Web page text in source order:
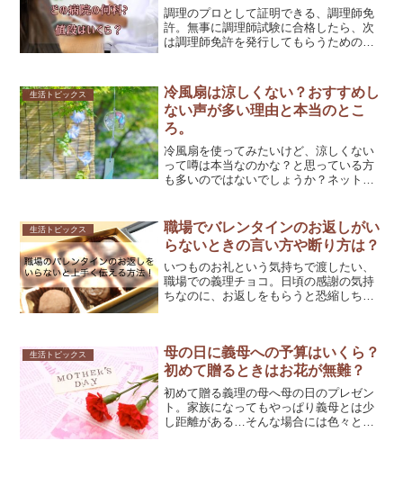
調理のプロとして証明できる、調理師免
許。無事に調理師試験に合格したら、次
は調理師免許を発行してもらうための書
む人が多いようです。そこでこの記事で
は、などの、調理師免許を申...
生活トピックス
冷風扇は涼しくない？おすすめし
ない声が多い理由と本当のとこ
ろ。
冷風扇を使ってみたいけど、涼しくない
って噂は本当なのかな？と思っている方
も多いのではないでしょうか？ネット上
コミのどちらも多い印象です。そこで今
回は、冷風扇の本当の使い...
生活トピックス
職場でバレンタインのお返しがい
らないときの言い方や断り方は？
いつものお礼という気持ちで渡したい、
職場での義理チョコ。日頃の感謝の気持
ちなのに、お返しをもらうと恐縮しちゃ
る方法を紹介します♪
生活トピックス
母の日に義母への予算はいくら？
初めて贈るときはお花が無難？
初めて贈る義理の母へ母の日のプレゼン
ト。家族になってもやっぱり義母とは少
し距離がある…そんな場合には色々と気